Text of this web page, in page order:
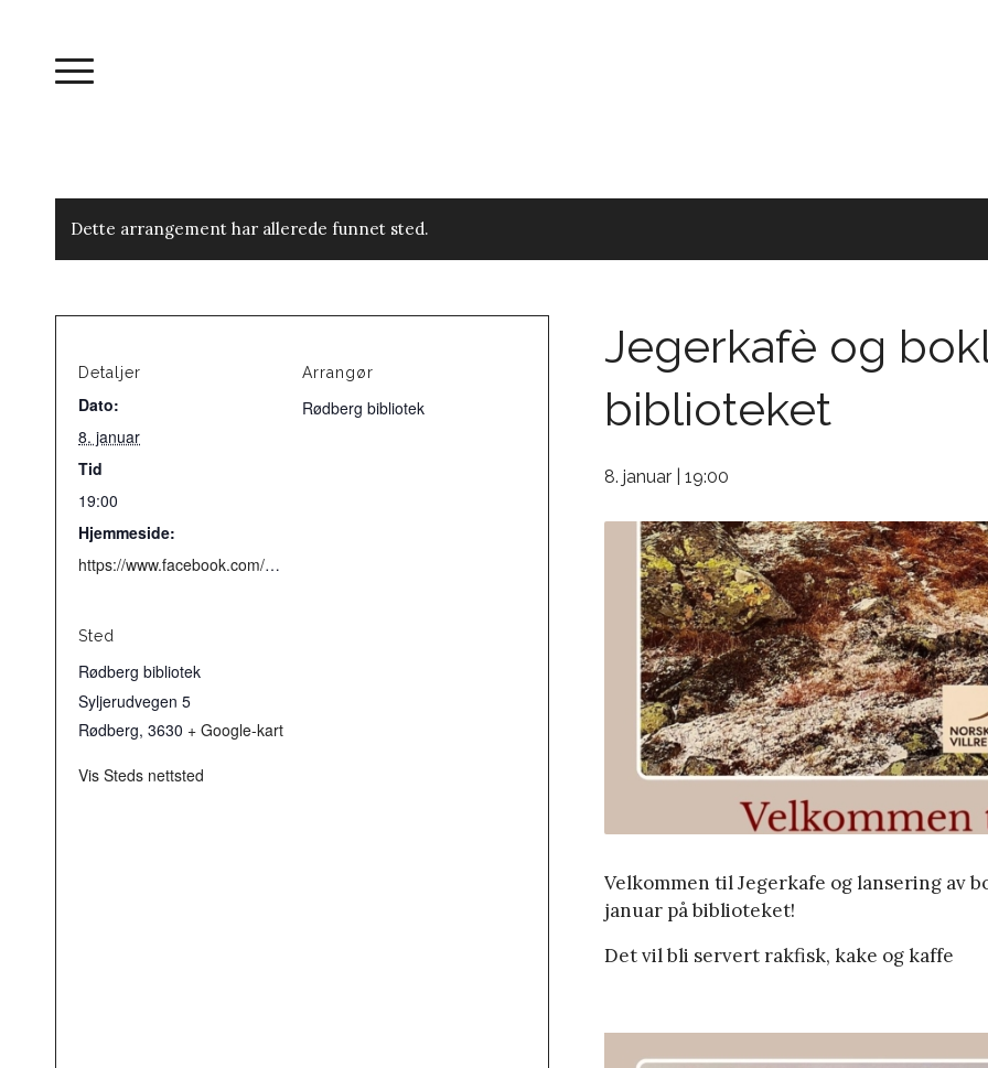
Dette arrangement har allerede funnet sted.
Jegerkafè og
biblioteket
8. januar | 19:00
Velkommen til Jegerkafe og lansering av
januar på biblioteket!
Det vil bli servert rakfisk, kake og kaffe
Detaljer
Dato:
8. januar
Tid
19:00
Hjemmeside:
https://www.facebook.com/events/1862406811819601/?acontext=%7B%22event_action_history%22%3A[%7B%22surface%22%3A%22search%22%7D%2C%7B%22mechanism%22%3A%22attachment%22%2C%22surface%22%3A%22newsfeed%22%7D]%2C%22ref_notif_type%22%3Anull%7D
Arrangør
Rødberg bibliotek
Sted
Rødberg bibliotek
Syljerudvegen 5
Rødberg, 3630 + Google-kart
Vis Steds nettsted